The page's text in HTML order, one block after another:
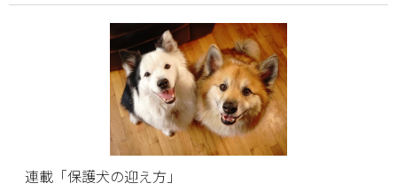
連載「保護犬の迎え方」